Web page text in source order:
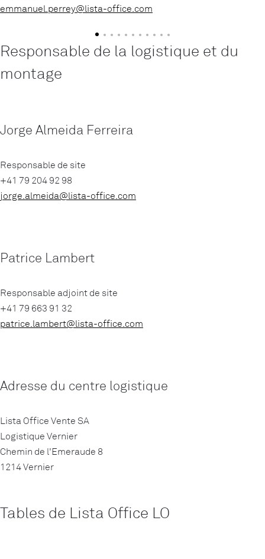
emmanuel.perrey@lista-office.com
Responsable de la logistique et du
montage
Jorge Almeida Ferreira
Responsable de site
+41 79 204 92 98
jorge.almeida@lista-office.com
Patrice Lambert
Responsable adjoint de site
+41 79 663 91 32
patrice.lambert@lista-office.com
Adresse du centre logistique
Lista Office Vente SA
Logistique Vernier
Chemin de l'Emeraude 8
1214 Vernier
Tables de Lista Office LO